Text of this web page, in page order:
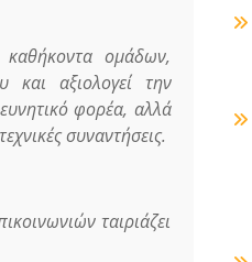
καθήκοντα ομάδων,
και αξιολογεί την
φορέα, αλλά
συναντήσεις.
ταιριάζει